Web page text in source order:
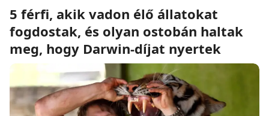
5 férfi, akik vadon élő állatokat
fogdostak, és olyan ostobán haltak
meg, hogy Darwin-díjat nyertek